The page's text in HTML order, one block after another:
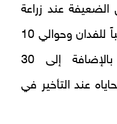
الضعيفة عند زراعة
البرسيم بمقدار 20 متراً مكعباً للفدان وحوالي 10
كيلوجرام من النيتروجين بالإضافة إلى 30
رية المحاياه عند التأخير في